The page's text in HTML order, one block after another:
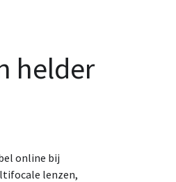
helder
online bij
lenzen,